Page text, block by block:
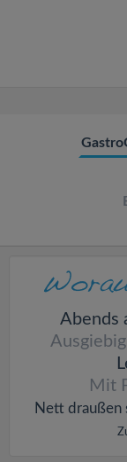
Abends
Mit
Nett draußen
n